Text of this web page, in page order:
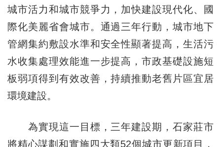
城市活力和城市競爭力，加快建設現代化、國
際化美麗省會城市。通過三年行動，城市地下
管網集約敷設水準和安全性顯著提高，生活污
水收集處理效能進一步提高，市政基礎設施短
板弱項得到有效改善，持續推動老舊片區宜居
環境建設。
為實現這一目標，三年建設期，石家莊市
將精心謀劃和實施四大類52個城市更新項目，